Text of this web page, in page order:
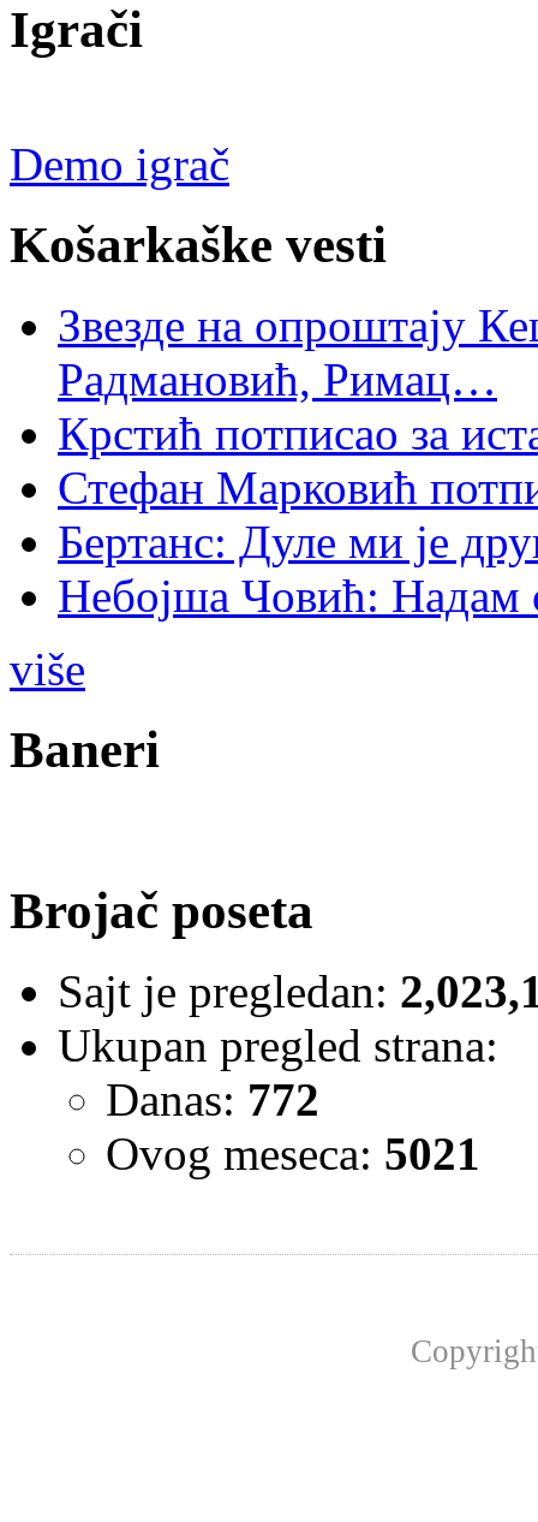
Igrači
Demo igrač
Košarkaške vesti
Звезде на опроштају
Радмановић, Римац…
Крстић потписао за
Стефан Марковић
Бертанс: Дуле ми је
Небојша Човић: Надам
više
Baneri
Brojač poseta
Sajt je pregledan:
Ukupan pregled strana:
Danas: 772
Ovog meseca: 5021